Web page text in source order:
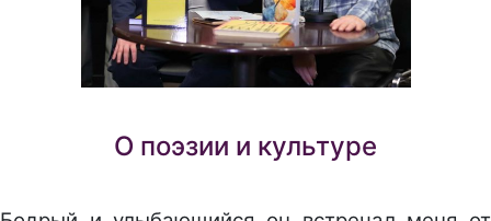
О поэзии и культуре